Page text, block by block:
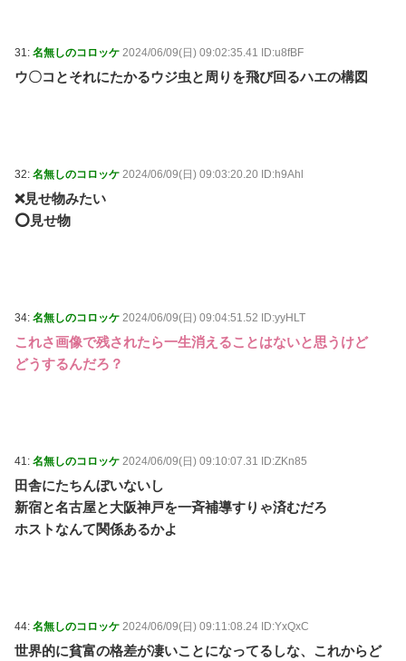
31: 名無しのコロッケ 2024/06/09(日) 09:02:35.41 ID:u8fBF
ウ〇コとそれにたかるウジ虫と周りを飛び回るハエの構図
32: 名無しのコロッケ 2024/06/09(日) 09:03:20.20 ID:h9Ahl
❌見せ物みたい
⭕️見せ物
34: 名無しのコロッケ 2024/06/09(日) 09:04:51.52 ID:yyHLT
これさ画像で残されたら一生消えることはないと思うけど
どうするんだろ？
41: 名無しのコロッケ 2024/06/09(日) 09:10:07.31 ID:ZKn85
田舎にたちんぼいないし
新宿と名古屋と大阪神戸を一斉補導すりゃ済むだろ
ホストなんて関係あるかよ
44: 名無しのコロッケ 2024/06/09(日) 09:11:08.24 ID:YxQxC
世界的に貧富の格差が凄いことになってるしな、これからど